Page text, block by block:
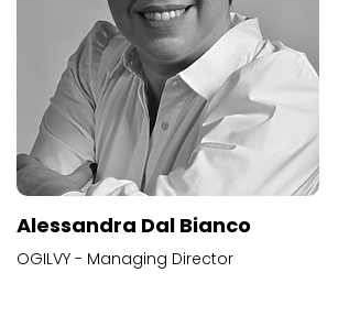
Alessandra Dal Bianco
OGILVY - Managing Director